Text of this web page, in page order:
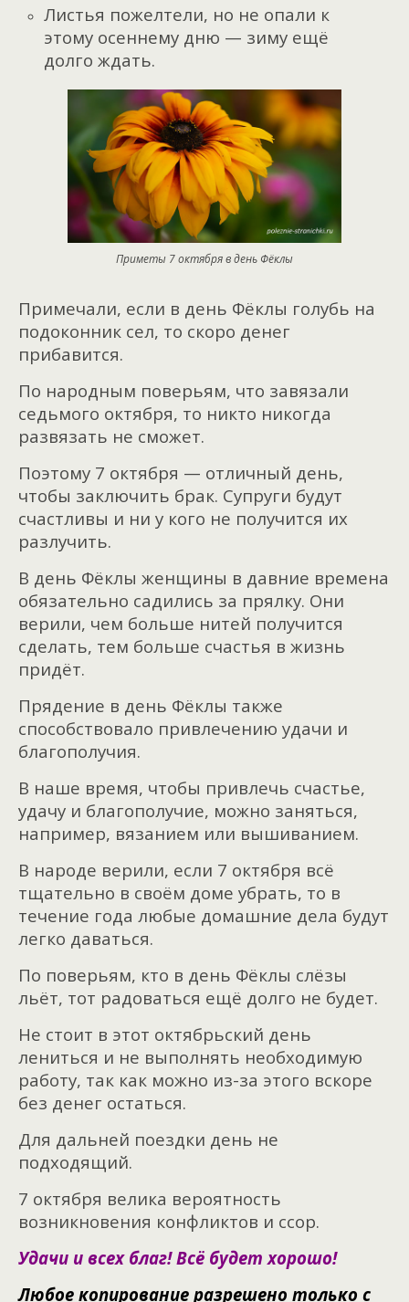
Листья пожелтели, но не опали к
этому осеннему дню — зиму ещё
долго ждать.
Приметы 7 октября в день Фёклы
Примечали, если в день Фёклы голубь на
подоконник сел, то скоро денег
прибавится.
По народным поверьям, что завязали
седьмого октября, то никто никогда
развязать не сможет.
Поэтому 7 октября — отличный день,
чтобы заключить брак. Супруги будут
счастливы и ни у кого не получится их
разлучить.
В день Фёклы женщины в давние времена
обязательно садились за прялку. Они
верили, чем больше нитей получится
сделать, тем больше счастья в жизнь
придёт.
Прядение в день Фёклы также
способствовало привлечению удачи и
благополучия.
В наше время, чтобы привлечь счастье,
удачу и благополучие, можно заняться,
например, вязанием или вышиванием.
В народе верили, если 7 октября всё
тщательно в своём доме убрать, то в
течение года любые домашние дела будут
легко даваться.
По поверьям, кто в день Фёклы слёзы
льёт, тот радоваться ещё долго не будет.
Не стоит в этот октябрьский день
лениться и не выполнять необходимую
работу, так как можно из-за этого вскоре
без денег остаться.
Для дальней поездки день не
подходящий.
7 октября велика вероятность
возникновения конфликтов и ссор.
Удачи и всех благ! Всё будет хорошо!
Любое копирование разрешено только с